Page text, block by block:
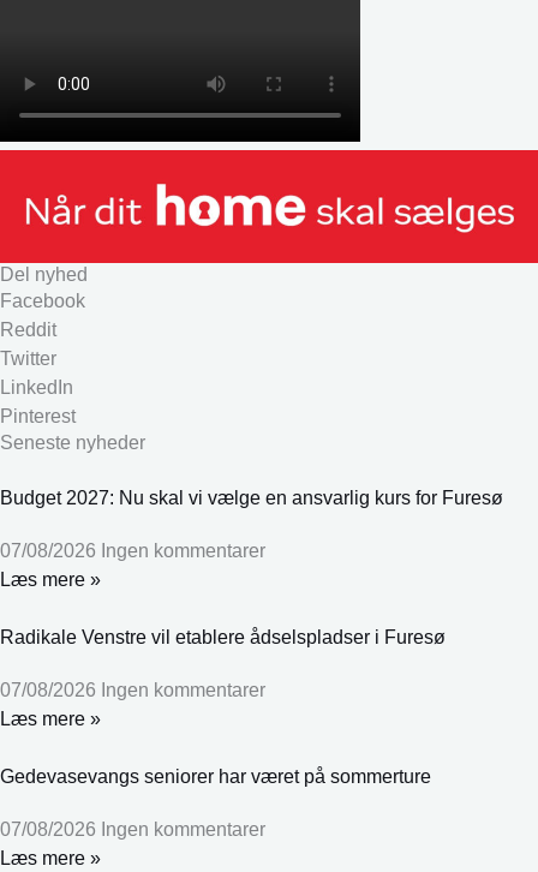
Del nyhed
Facebook
Reddit
Twitter
LinkedIn
Pinterest
Seneste nyheder
Budget 2027: Nu skal vi vælge en ansvarlig kurs for Furesø
07/08/2026 Ingen kommentarer
Læs mere »
Radikale Venstre vil etablere ådselspladser i Furesø
07/08/2026 Ingen kommentarer
Læs mere »
Gedevasevangs seniorer har været på sommerture
07/08/2026 Ingen kommentarer
Læs mere »